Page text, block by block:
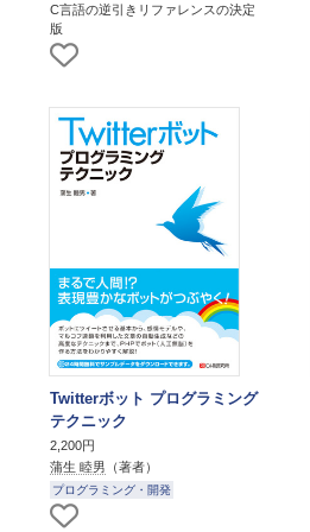
C言語の逆引きリファレンスの決定
版
Twitterボット プログラミング
テクニック
2,200円
蒲生 睦男 （著者）
プログラミング・開発